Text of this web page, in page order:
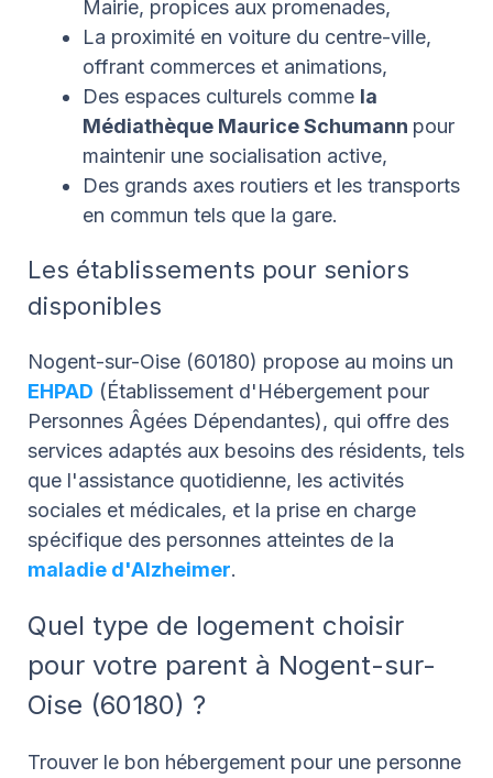
Mairie, propices aux promenades,
La proximité en voiture du centre-ville,
offrant commerces et animations,
Des espaces culturels comme la
Médiathèque Maurice Schumann pour
maintenir une socialisation active,
Des grands axes routiers et les transports
en commun tels que la gare.
Les établissements pour seniors
disponibles
Nogent-sur-Oise (60180) propose au moins un
EHPAD (Établissement d'Hébergement pour
Personnes Âgées Dépendantes), qui offre des
services adaptés aux besoins des résidents, tels
que l'assistance quotidienne, les activités
sociales et médicales, et la prise en charge
spécifique des personnes atteintes de la
maladie d'Alzheimer.
Quel type de logement choisir
pour votre parent à Nogent-sur-
Oise (60180) ?
Trouver le bon hébergement pour une personne